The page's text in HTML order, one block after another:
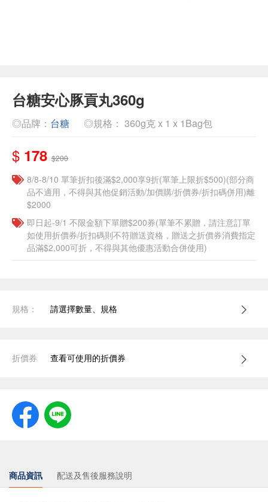
台糖安心豚貢丸360g
◎品牌： 台糖 ◎規格： 360g克 x 1 x 1Bag包
$ 178 $200
8/8-8/10 單筆折扣後滿$2,000享9折(單筆上限折$500)(部分商
品不適用，不得與其他促銷活動/加價購/折價券/折扣碼併用)離
$2000
即日起-9/1 不限金額下單贈$200券(單筆不累贈，請注意訂單
如使用折價券/折扣碼則不符贈送資格，贈送之折價券消費指定
品滿$2,000可折，不得與其他優惠活動合併使用)
規格： 請選擇數量、規格
折價券 查看可使用的折價券
商品資訊 配送及售後服務說明